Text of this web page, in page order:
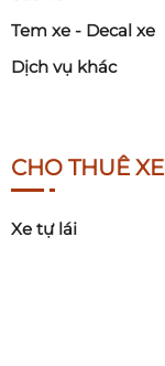
Tem xe - Decal xe
Dịch vụ khác
CHO THUÊ XE
Xe tự lái